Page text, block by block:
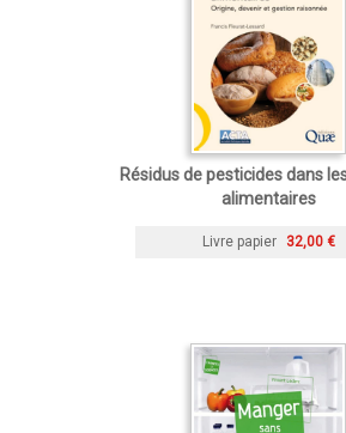
Résidus de pesticides dans
alimentaires
Livre papier 32,00 €